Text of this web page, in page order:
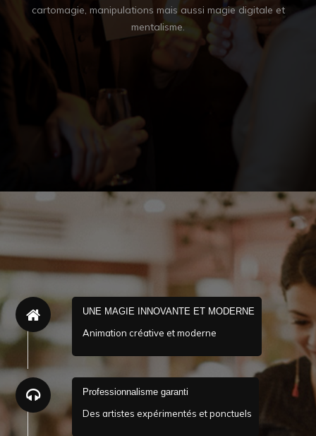
cartomagie, manipulations mais aussi magie digitale et
mentalisme.
UNE MAGIE INNOVANTE ET MODERNE
Animation créative et moderne
Professionnalisme garanti
Des artistes expérimentés et ponctuels